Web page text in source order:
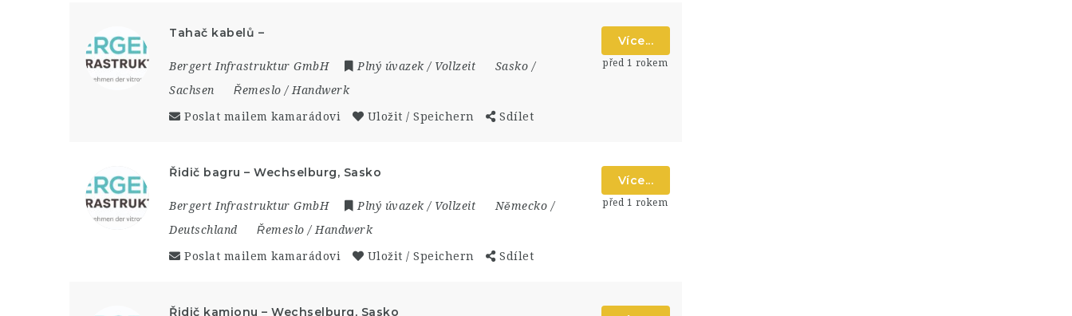
Tahač kabelů –
Bergert Infrastruktur GmbH Plný úvazek / Vollzeit
Sasko /
Sachsen
Řemeslo / Handwerk
Poslat mailem kamarádovi Uložit / Speichern Sdílet
Více...
před 1 rokem
Řidič bagru – Wechselburg, Sasko
Bergert Infrastruktur GmbH Plný úvazek / Vollzeit
Německo /
Deutschland
Řemeslo / Handwerk
Poslat mailem kamarádovi Uložit / Speichern Sdílet
Více...
před 1 rokem
Řidič kamionu – Wechselburg, Sasko